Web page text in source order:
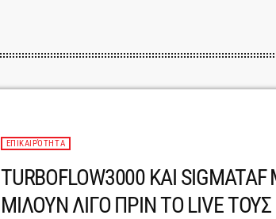
ΕΠΙΚΑΙΡΌΤΗΤΑ
TURBOFLOW3000 KAI
ΜΙΛΟΥΝ ΛΙΓΟ ΠΡΙΝ ΤΟ LIVE